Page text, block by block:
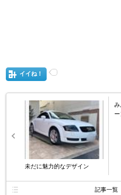
イイね！
未だに魅力的なデザイン
ー
記事一覧